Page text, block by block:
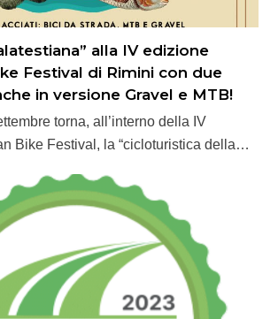
alla IV edizione
Festival di Rimini con due
in versione Gravel e MTB!
torna, all’interno della IV
Bike Festival, la “cicloturistica della…